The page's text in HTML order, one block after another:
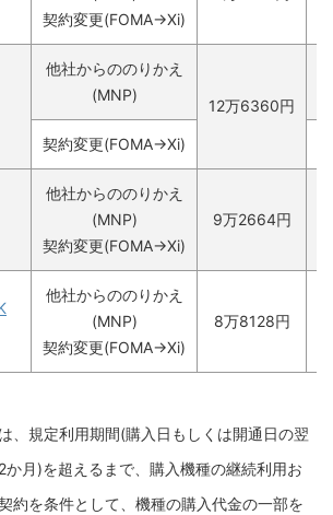
契約変更(FOMA→Xi)
他社からののりかえ
(MNP)
12万6360円
契約変更(FOMA→Xi)
他社からののりかえ
(MNP)
契約変更(FOMA→Xi)
9万2664円
他社からののりかえ
(MNP)
契約変更(FOMA→Xi)
8万8128円
、規定利用期間(購入日もしくは開通日の翌
か月)を超えるまで、購入機種の継続利用お
約を条件として、機種の購入代金の一部を